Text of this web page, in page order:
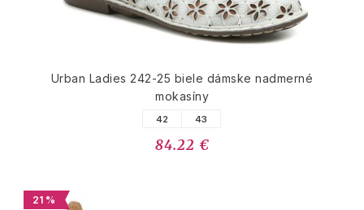
Urban Ladies 242-25 biele dámske nadmerné
mokasíny
42 43
84.22 €
21 %